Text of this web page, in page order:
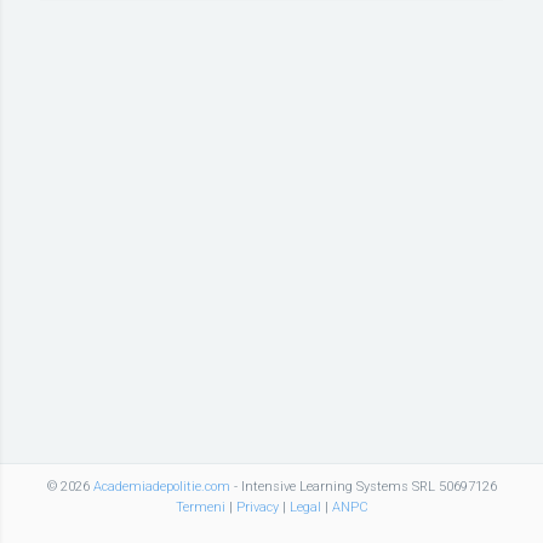
© 2026 Academiadepolitie.com - Intensive Learning Systems SRL 50697126
Termeni | Privacy| Legal | ANPC